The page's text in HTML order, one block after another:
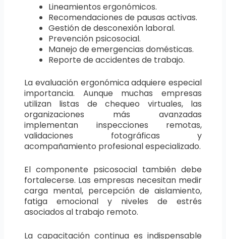
Lineamientos ergonómicos.
Recomendaciones de pausas activas.
Gestión de desconexión laboral.
Prevención psicosocial.
Manejo de emergencias domésticas.
Reporte de accidentes de trabajo.
La evaluación ergonómica adquiere especial
importancia. Aunque muchas empresas
utilizan listas de chequeo virtuales, las
organizaciones más avanzadas
implementan inspecciones remotas,
validaciones fotográficas y
acompañamiento profesional especializado.
El componente psicosocial también debe
fortalecerse. Las empresas necesitan medir
carga mental, percepción de aislamiento,
fatiga emocional y niveles de estrés
asociados al trabajo remoto.
La capacitación continua es indispensable